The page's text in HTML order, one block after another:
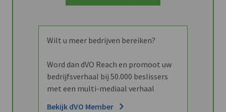
Wilt u meer bedrijven bereiken?
Word dan dVO Reach en promoot uw
bedrijfsverhaal bij 50.000 beslissers
met een multi-mediaal verhaal
Bekijk dVO Member